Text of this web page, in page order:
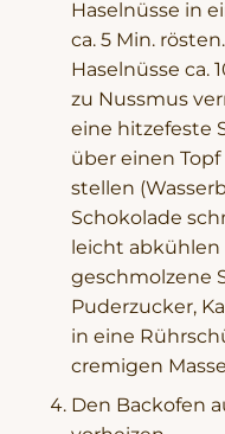
Haselnüsse in
ca. 5 Min.
Haselnüsse ca.
zu Nussmus
eine hitzefeste
über einen
stellen
Schokolade
leicht abkühlen
geschmolzene
Puderzucker,
in eine
cremigen
Den Backofen